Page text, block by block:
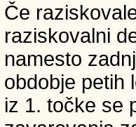
Če
raziskovalni
namesto
obdobje petih
iz 1. točke se